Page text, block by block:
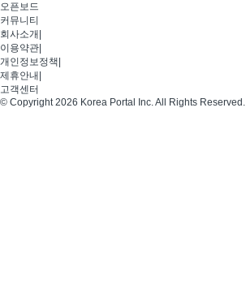
오픈보드
커뮤니티
회사소개
이용약관
개인정보정책
제휴안내
고객센터
© Copyright 2026 Korea Portal Inc. All Rights Reserved.